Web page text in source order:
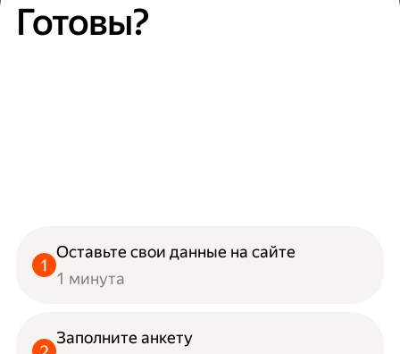
Готовы?
Оставьте свои данные на сайте
1 минута
Заполните анкету